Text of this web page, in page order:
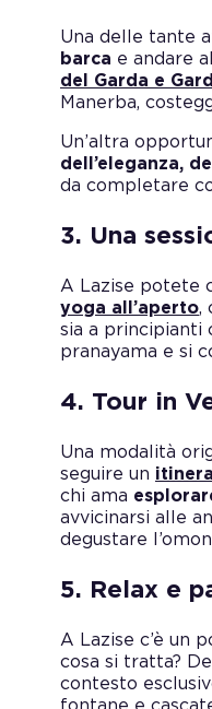
Una delle tante
barca e andare
del Garda e
Manerba,
Un’altra
dell’eleganza,
da completare
3. Una
A Lazise potete
yoga all’aperto,
sia a principianti
pranayama e si
4. Tour in
Una modalità
seguire un
chi ama
avvicinarsi alle
degustare
5. Relax e
A Lazise c’è un
cosa si tratta?
contesto
fontane e